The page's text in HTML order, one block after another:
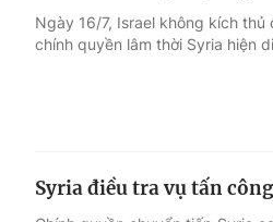
Ngày 16/7, Israel không kích
chính quyền lâm thời Syria hiện
Syria điều tra vụ tấn